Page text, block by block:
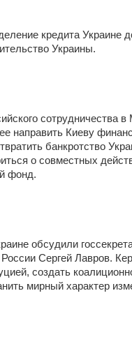
кредита Украине
Украины.
направить Киеву
банкротство
о совместных
фонд.
обсудили
Сергей Лавров.
создать
мирный характер